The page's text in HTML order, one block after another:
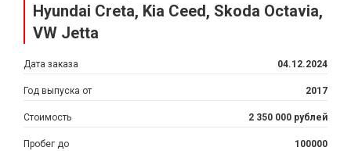
Hyundai Creta, Kia Ceed, Skoda Octavia,
VW Jetta
Дата заказа 04.12.2024
Год выпуска от 2017
Стоимость 2 350 000 рублей
Пробег до 100000